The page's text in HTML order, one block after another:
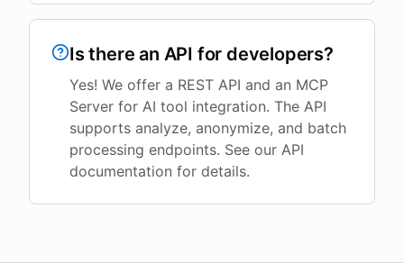
Is there an API for developers?
Yes! We offer a REST API and an MCP
Server for AI tool integration. The API
supports analyze, anonymize, and batch
processing endpoints. See our API
documentation for details.